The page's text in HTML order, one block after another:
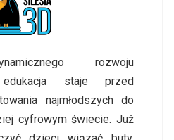
rozwoju
edukacja staje przed
najmłodszych do
cyfrowym świecie. Już